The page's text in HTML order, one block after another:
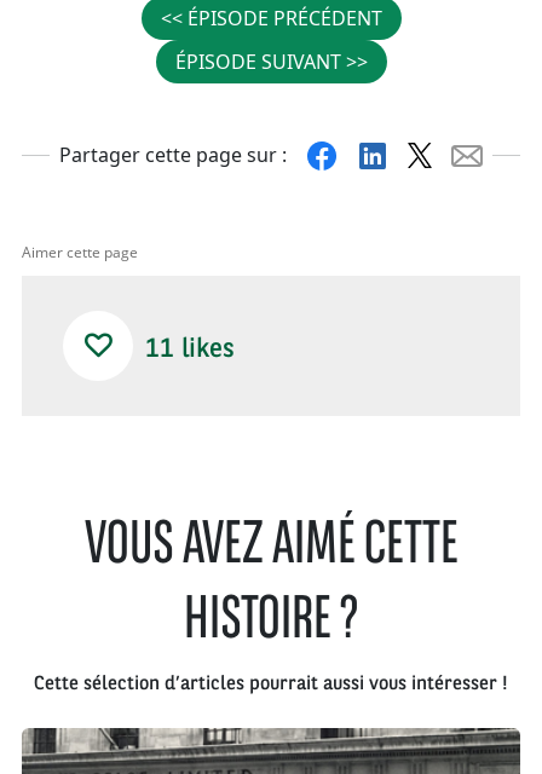
<< ÉPISODE PRÉCÉDENT
ÉPISODE SUIVANT >>
Partager cette page sur : FacebookLinkedin Mail
Aimer cette page
11 likes
VOUS AVEZ AIMÉ CETTE
HISTOIRE ?
Cette sélection d’articles pourrait aussi vous intéresser !